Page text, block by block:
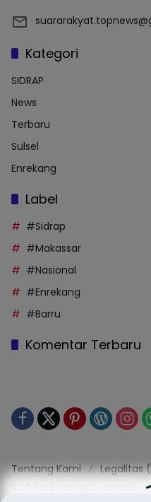
Kategori
SIDRAP
News
Terbaru
Sulsel
Enrekang
Label
#Sidrap
#Makassar
#Nasional
#Enrekang
#Barru
Komentar Terbaru
Tentang Kami Legalitas